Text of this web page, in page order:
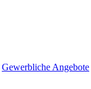
Gewerbliche Angebote